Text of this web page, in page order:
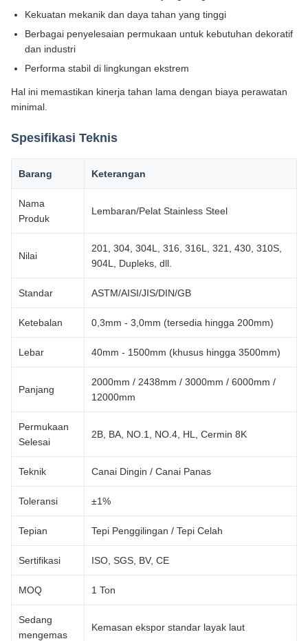
Kekuatan mekanik dan daya tahan yang tinggi
Berbagai penyelesaian permukaan untuk kebutuhan dekoratif
dan industri
Performa stabil di lingkungan ekstrem
Hal ini memastikan kinerja tahan lama dengan biaya perawatan
minimal.
Spesifikasi Teknis
Barang Keterangan
Nama
Produk
Lembaran/Pelat Stainless Steel
Nilai
201, 304, 304L, 316, 316L, 321, 430, 310S,
904L, Dupleks, dll.
Standar ASTM/AISI/JIS/DIN/GB
Ketebalan 0,3mm - 3,0mm (tersedia hingga 200mm)
Lebar 40mm - 1500mm (khusus hingga 3500mm)
Panjang
2000mm / 2438mm / 3000mm / 6000mm /
12000mm
Permukaan
Selesai
2B, BA, NO.1, NO.4, HL, Cermin 8K
Teknik Canai Dingin / Canai Panas
Toleransi ±1%
Tepian Tepi Penggilingan / Tepi Celah
Sertifikasi ISO, SGS, BV, CE
MOQ 1 Ton
Sedang
mengemas
Kemasan ekspor standar layak laut